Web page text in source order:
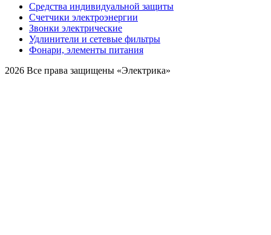
Средства индивидуальной защиты
Счетчики электроэнергии
Звонки электрические
Удлинители и сетевые фильтры
Фонари, элементы питания
2026 Все права защищены «Электрика»